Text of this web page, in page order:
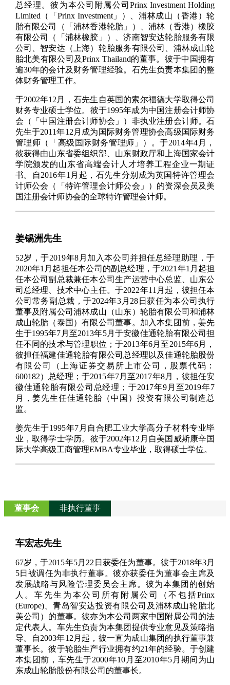
总经理。彼为本公司附属公司Prinx Investment Holding
Limited（「Prinx Investment」）、浦林成山（香港）轮
胎有限公司（「浦林香港轮胎」）、浦林（香港）橡胶
有限公司（「浦林橡胶」）、济南智安达轮胎服务有限
公司、智安达（上海）轮胎服务有限公司、浦林成山轮
胎北美有限公司及Prinx Thailand的董事。彼于中国拥有
逾30年的会计及财务管理经验。石先生负责本集团的整
体财务管理工作。
于2002年12月，石先生自英国的索尔福德大学取得公司
财务专业硕士学位。彼于1995年成为中国注册会计师协
会（「中国注册会计师协会」）非执业注册会计师。石
先生于2011年12月成为国际财务管理协会高级国际财务
管理师（「高级国际财务管理师」）。于2014年4月，
彼获得由山东省委组织部、山东财政厅和上海国家会计
学院颁发的山东省高端会计人才培养工程企业一期证
书。自2016年1月起，石先生分别成为英国特许管理会
计师公会（「特许管理会计师公会」）的资深会员及美
国注册会计师协会的全球特许管理会计师。
姜锡洲先生
52岁，于2019年8月加入本公司并担任总经理助理，于
2020年1月起担任本公司的副总经理，于2021年1月起担
任本公司副总裁兼任本公司生产运营中心总监、山东公
司总经理、技术中心主任。于2022年11月起，彼担任本
公司常务副总裁，于2024年3月28日获任为本公司执行
董事及附属公司浦林成山（山东）轮胎有限公司和浦林
成山轮胎（泰国）有限公司董事。加入本集团前，姜先
生于1995年7月至2013年5月于安徽佳通轮胎有限公司担
任不同的技术与管理职位；于2013年6月至2015年6月，
彼担任福建佳通轮胎有限公司总经理以及佳通轮胎股份
有限公司（上海证券交易所上市公司，股票代码：
600182）总经理；于2015年7月至2017年8月，彼担任安
徽佳通轮胎有限公司总经理；于2017年9月至2019年7
月，姜先生任佳通轮胎（中国）投资有限公司制造总
监。
姜先生于1995年7月自合肥工业大学高分子材料专业毕
业，取得学士学历。彼于2002年12月自美国威斯康辛国
际大学高级工商管理EMBA专业毕业，取得硕士学位。
董事会 非执行董事
车宏志先生
67岁，于2015年5月22日获委任为董事。彼于2018年3月
5日被调任为非执行董事。彼亦获委任为董事会主席及
发展战略与风险管理委员会主席。彼为本集团的创始
人。车先生为本公司所有附属公司（不包括Prinx
(Europe)、青岛智安达投资有限公司及浦林成山轮胎北
美公司）的董事。彼亦为本公司两家中国附属公司的法
定代表人。车先生负责为本集团提供专业意见及策略指
导。自2003年12月起，彼一直为成山集团的执行董事兼
董事长。彼于轮胎生产行业拥有约21年的经验。于创建
本集团前，车先生于2000年10月至2010年5月期间为山
东成山轮胎股份有限公司的董事长。